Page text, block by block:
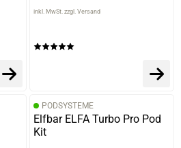
inkl. MwSt. zzgl. Versand
PODSYSTEME
Elfbar ELFA Turbo Pro Pod
Kit